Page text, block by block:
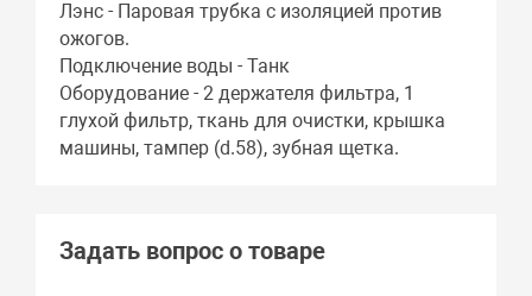
Лэнс - Паровая трубка с изоляцией против
ожогов.
Подключение воды - Танк
Оборудование - 2 держателя фильтра, 1
глухой фильтр, ткань для очистки, крышка
машины, тампер (d.58), зубная щетка.
Задать вопрос о товаре